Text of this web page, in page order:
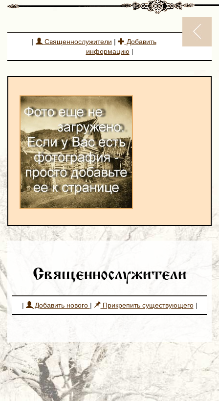
| Священнослужители |
Добавить
информацию |
Священнослужители
| Добавить нового | Прикрепить существующего|